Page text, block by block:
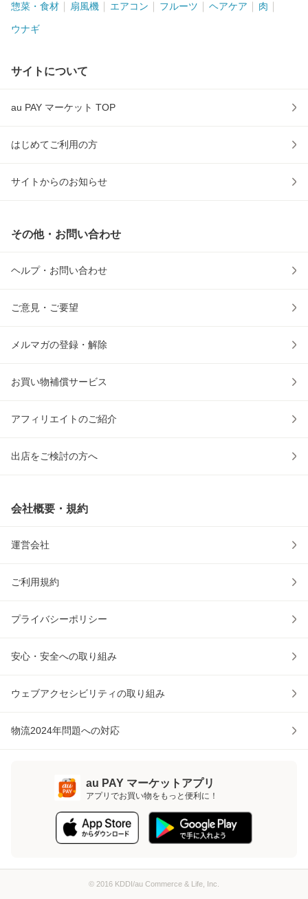
惣菜・食材 扇風機 エアコン フルーツ ヘアケア 肉
ウナギ
サイトについて
au PAY マーケット TOP
はじめてご利用の方
サイトからのお知らせ
その他・お問い合わせ
ヘルプ・お問い合わせ
ご意見・ご要望
メルマガの登録・解除
お買い物補償サービス
アフィリエイトのご紹介
出店をご検討の方へ
会社概要・規約
運営会社
ご利用規約
プライバシーポリシー
安心・安全への取り組み
ウェブアクセシビリティの取り組み
物流2024年問題への対応
au PAY マーケットアプリ
アプリでお買い物をもっと便利に！
© 2016 KDDI/au Commerce & Life, Inc.